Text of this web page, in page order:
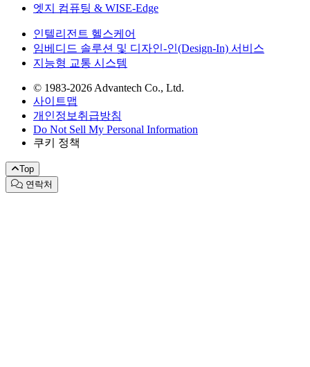
엣지 컴퓨팅 & WISE-Edge
인텔리전트 헬스케어
임베디드 솔루션 및 디자인-인(Design-In) 서비스
지능형 교통 시스템
© 1983-2026 Advantech Co., Ltd.
사이트맵
개인정보취급방침
Do Not Sell My Personal Information
쿠키 정책
Top
연락처